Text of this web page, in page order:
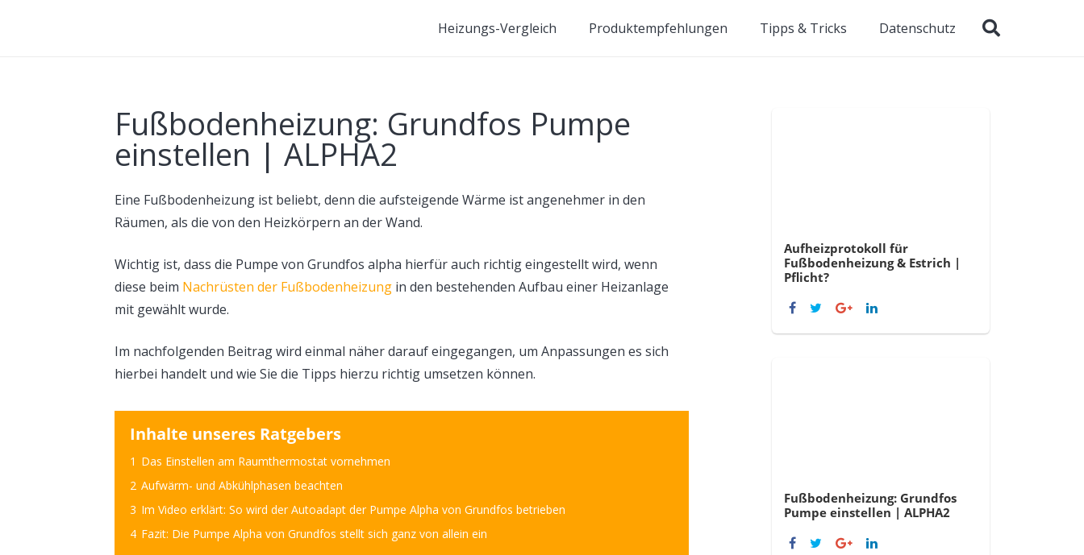
Heizungs-Vergleich Produktempfehlungen Tipps & Tricks Datenschutz
Fußbodenheizung: Grundfos Pumpe
einstellen | ALPHA2
Eine Fußbodenheizung ist beliebt, denn die aufsteigende Wärme ist angenehmer in den
Räumen, als die von den Heizkörpern an der Wand.
Wichtig ist, dass die Pumpe von Grundfos alpha hierfür auch richtig eingestellt wird, wenn
diese beim Nachrüsten der Fußbodenheizung in den bestehenden Aufbau einer Heizanlage
mit gewählt wurde.
Im nachfolgenden Beitrag wird einmal näher darauf eingegangen, um Anpassungen es sich
hierbei handelt und wie Sie die Tipps hierzu richtig umsetzen können.
Inhalte unseres Ratgebers
1 Das Einstellen am Raumthermostat vornehmen
2 Aufwärm- und Abkühlphasen beachten
3 Im Video erklärt: So wird der Autoadapt der Pumpe Alpha von Grundfos betrieben
4 Fazit: Die Pumpe Alpha von Grundfos stellt sich ganz von allein ein
Aufheizprotokoll für
Fußbodenheizung & Estrich |
Pflicht?
Fußbodenheizung: Grundfos
Pumpe einstellen | ALPHA2